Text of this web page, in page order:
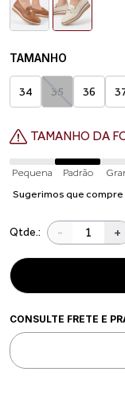
TAMANHO
34 35 36
TAMANHO DA
Pequena Padrão
Sugerimos que compre
Qtde.: - +
CONSULTE FRETE E